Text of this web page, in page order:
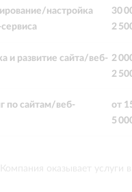
настройка
30
2
и развитие сайта/веб- 2
2
по сайтам/веб-
от
5
Компания оказывает услуги